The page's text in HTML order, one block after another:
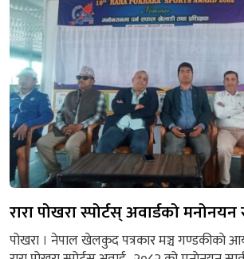
आइसिसी विश्वकप लिग २...
रारा पोखरा स्पोर्टस् अवार्डको
पोखरा । नेपाल खेलकुद पत्रकार मञ्च गण्डकीकाे